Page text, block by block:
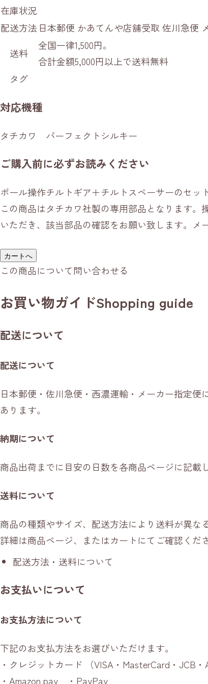
在庫状況
配送方法 日本郵便 かあてんや店舗受取 佐川急便
送料
全国一律1,500円。
合計金額5,000円以上で送料無料
タグ
対応機種
タチカワ パーフェクトシルキー
ご購入前に必ずお読みください
ポール操作チルトギア＋チルトスペーサーのセッ
この商品はタチカワ社製の専用部品となります
いただき、該当部品の確認をお願い致します。メ
カートへ
この商品について問い合わせる
お買い物ガイドShopping guide
配送について
配送について
日本郵便・佐川急便・西濃運輸・メーカー指定
あります。
納期について
商品出荷までに目安の日数を各商品ページに記載
送料について
商品の種類やサイズ、配送方法により送料が異な
詳細は商品ページ、またはカートにてご確認くださ
配送方法・送料について
お支払いについて
お支払方法について
下記のお支払方法をお選びいただけます。
・クレジットカード （VISA・MasterCard・JCB・
・Amazon pay ・PayPay